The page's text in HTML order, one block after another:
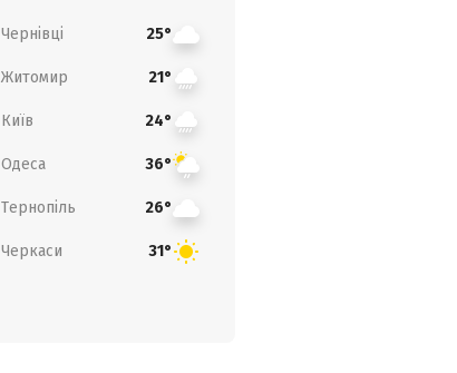
Чернівці 25°
Житомир 21°
Київ 24°
Одеса 36°
Тернопіль 26°
Черкаси 31°